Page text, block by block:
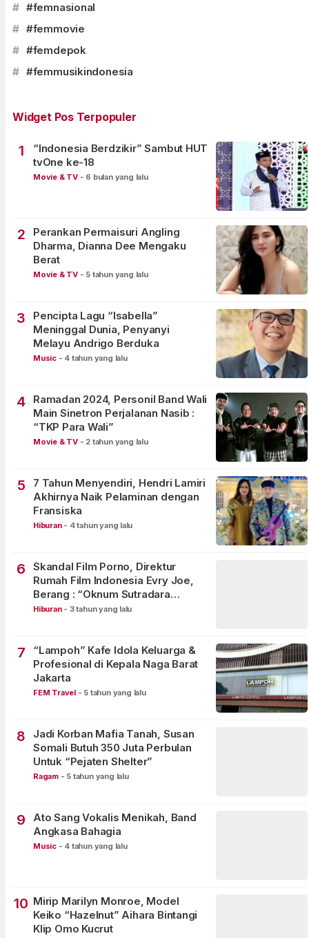
# #femnasional
# #femmovie
# #femdepok
# #femmusikindonesia
Widget Pos Terpopuler
1
“Indonesia Berdzikir” Sambut HUT
tvOne ke-18
Movie & TV - 6 bulan yang lalu
2
Perankan Permaisuri Angling
Dharma, Dianna Dee Mengaku
Berat
Movie & TV - 5 tahun yang lalu
3
Pencipta Lagu “Isabella”
Meninggal Dunia, Penyanyi
Melayu Andrigo Berduka
Music - 4 tahun yang lalu
4
Ramadan 2024, Personil Band Wali
Main Sinetron Perjalanan Nasib :
“TKP Para Wali”
Movie & TV - 2 tahun yang lalu
5
7 Tahun Menyendiri, Hendri Lamiri
Akhirnya Naik Pelaminan dengan
Fransiska
Hiburan - 4 tahun yang lalu
6
Skandal Film Porno, Direktur
Rumah Film Indonesia Evry Joe,
Berang : “Oknum Sutradara
Merusak Perfilman Indonesia”!
Hiburan - 3 tahun yang lalu
7
“Lampoh” Kafe Idola Keluarga &
Profesional di Kepala Naga Barat
Jakarta
FEM Travel - 5 tahun yang lalu
8
Jadi Korban Mafia Tanah, Susan
Somali Butuh 350 Juta Perbulan
Untuk “Pejaten Shelter”
Ragam - 5 tahun yang lalu
9
Ato Sang Vokalis Menikah, Band
Angkasa Bahagia
Music - 4 tahun yang lalu
10 Mirip Marilyn Monroe, Model
Keiko “Hazelnut” Aihara Bintangi
Klip Omo Kucrut